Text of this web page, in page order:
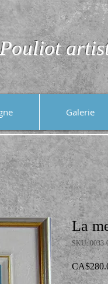
Galerie
La
SKU: 0033-